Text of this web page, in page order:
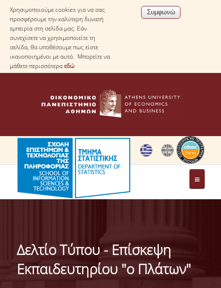
Χρησιμοποιούμε cookies για να σας
προσφέρουμε την καλύτερη δυνατή
εμπειρία στη σελίδα μας. Εάν
συνεχίσετε να χρησιμοποιείτε τη
σελίδα, θα υποθέσουμε πως είστε
ικανοποιημένοι με αυτό. Μπορείτε να
μάθετε περισσότεραεδώ
ΤΟ ΤΜΗΜΑ
ΔΙΟΙΚΗΣΗ ΤΟΥ ΤΜΗΜΑΤΟΣ
ΣΥΝΕΛΕΥΣΗ ΤΜΗΜΑΤΟΣ
Δελτίο Τύπου - Επίσκεψη
Εκπαιδευτηρίου "ο Πλάτων"